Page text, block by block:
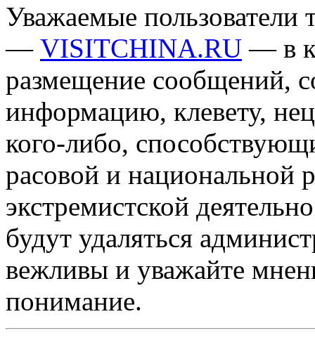
Уважаемые пользователи
— VISITCHINA.RU — в
размещение сообщений,
информацию, клевету,
кого-либо,
расовой и национальной
экстремистской
будут удаляться
вежливы и уважайте
понимание.